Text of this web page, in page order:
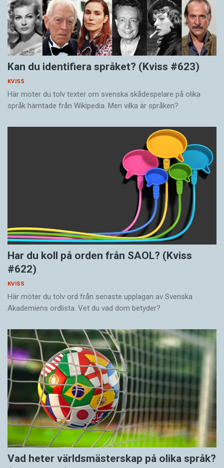
Kan du identifiera språket? (Kviss #623)
KVISS
Här möter du tolv texter om svenska skådespelare på olika
språk hämtade från Wikipedia. Men vilka är språken?
Har du koll på orden från SAOL? (Kviss
#622)
KVISS
Här möter du tolv ord från senaste upplagan av Svenska
Akademiens ordlista. Vet du vad dom betyder?
Vad heter världsmästerskap på olika språk?